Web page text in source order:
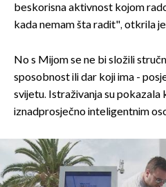
beskorisna aktivnost kojom
kada nemam šta radit", otkrila
No s Mijom se ne bi složili
sposobnost ili dar koji ima -
svijetu. Istraživanja su pokazala
iznadprosječno inteligentnim